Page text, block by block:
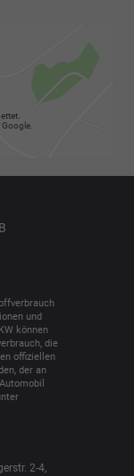
und
können
die
offiziellen
der an
2-4